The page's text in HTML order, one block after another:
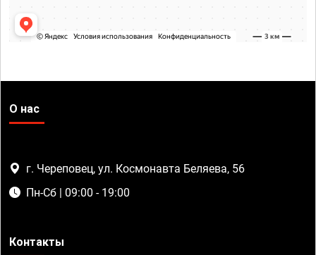
О нас
г. Череповец, ул. Космонавта Беляева, 56
Пн-Сб | 09:00 - 19:00
Контакты